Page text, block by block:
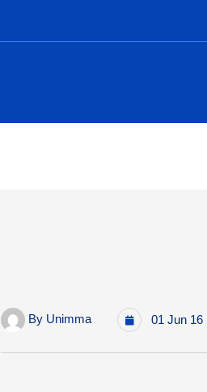
By Unimma 01 Jun 16